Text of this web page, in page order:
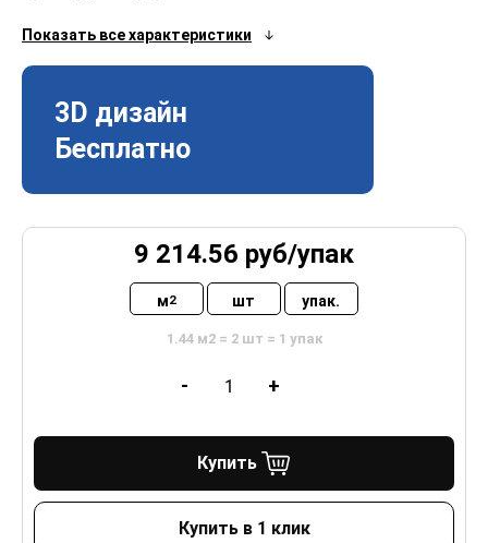
Показать все характеристики
3D дизайн
Бесплатно
9 214.56 руб/упак
м2 шт упак.
1.44 м2 = 2 шт = 1 упак
- +
Купить
Купить в 1 клик